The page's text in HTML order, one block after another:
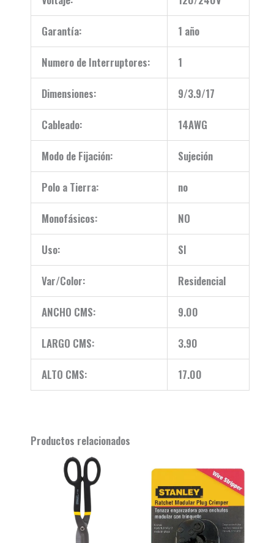
Garantía: 1 año
Numero de Interruptores: 1
Dimensiones: 9/3.9/17
Cableado: 14AWG
Modo de Fijación: Sujeción
Polo a Tierra: no
Monofásicos: NO
Uso: SI
Var/Color: Residencial
ANCHO CMS: 9.00
LARGO CMS: 3.90
ALTO CMS: 17.00
Productos relacionados
Original
price
was:
$ 124.990.
price
was:
$ 81.990.
price
is:
$ 71.990.